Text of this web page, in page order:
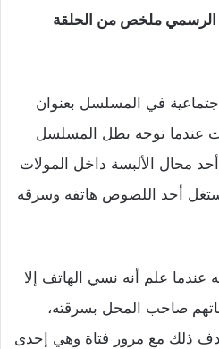
الرسمي ملخص من الحلقة
في المسلسل بعنوان
عندما توجه بطل المسلسل
محال الألبسة داخل المولات
أحد اللصوص هاتفه وسرقه
عندما علم أنه نسي الهاتف إلا
صاحب المحل بسرقته،
ذلك مع مرور فتاة وهي إحدى